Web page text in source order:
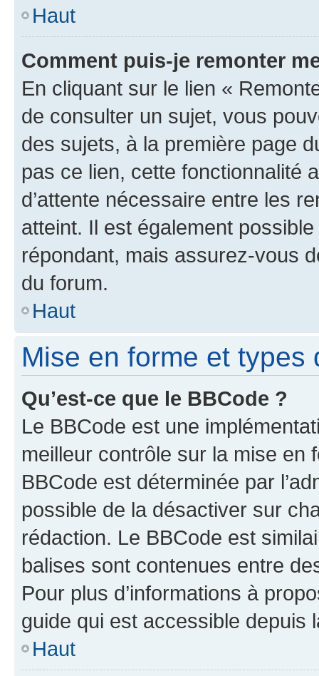
Haut
Comment puis-je remonter
En cliquant sur le lien «
de consulter un sujet, vous
des sujets, à la première page
pas ce lien, cette fonctionnalité
d’attente nécessaire entre les
atteint. Il est également
répondant, mais assurez-vous
du forum.
Haut
Mise en forme et types
Qu’est-ce que le BBCode ?
Le BBCode est une
meilleur contrôle sur la mise en
BBCode est déterminée par
possible de la désactiver sur
rédaction. Le BBCode est
balises sont contenues entre
Pour plus d’informations à
guide qui est accessible depuis
Haut